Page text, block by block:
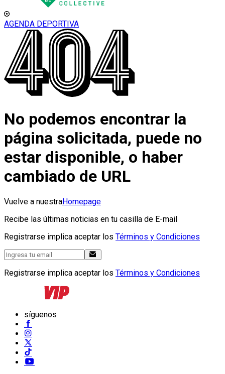
AGENDA DEPORTIVA
No podemos encontrar la
página solicitada, puede no
estar disponible, o haber
cambiado de URL
Vuelve a nuestraHomepage
Recibe las últimas noticias en tu casilla de E-mail
Registrarse implica aceptar los Términos y Condiciones
Registrarse implica aceptar los Términos y Condiciones
síguenos